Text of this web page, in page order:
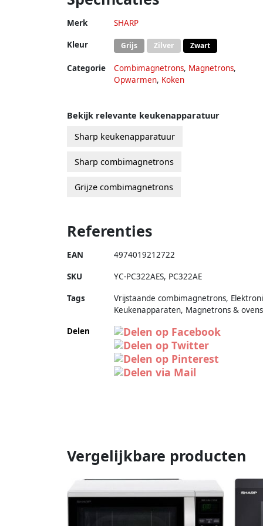
Merk SHARP
Kleur Grijs Zilver Zwart
Categorie Combimagnetrons, Magnetrons,
Opwarmen, Koken
Bekijk relevante keukenapparatuur
Sharp keukenapparatuur
Sharp combimagnetrons
Grijze combimagnetrons
Referenties
EAN 4974019212722
SKU YC-PC322AES, PC322AE
Tags
Vrijstaande combimagnetrons,
Keukenapparaten, Magnetrons & ovens
Delen
Vergelijkbare producten